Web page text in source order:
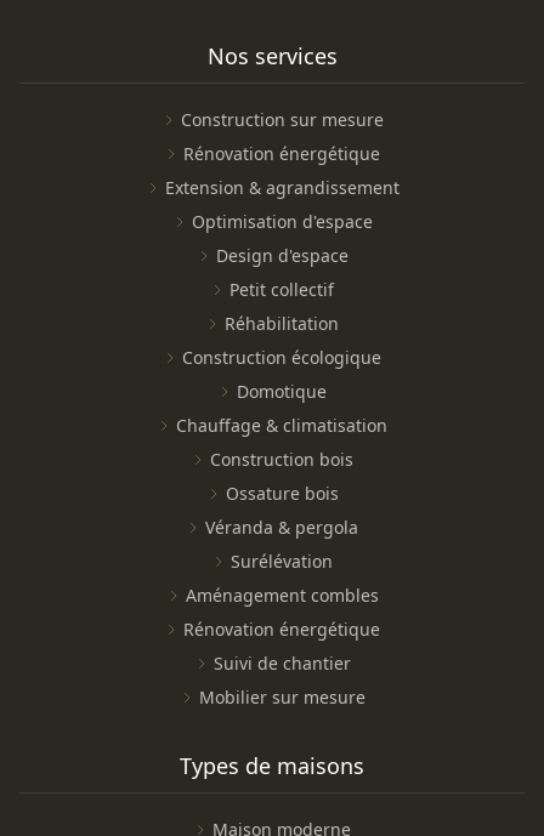
Nos services
Construction sur mesure
Rénovation énergétique
Extension & agrandissement
Optimisation d'espace
Design d'espace
Petit collectif
Réhabilitation
Construction écologique
Domotique
Chauffage & climatisation
Construction bois
Ossature bois
Véranda & pergola
Surélévation
Aménagement combles
Rénovation énergétique
Suivi de chantier
Mobilier sur mesure
Types de maisons
Maison moderne